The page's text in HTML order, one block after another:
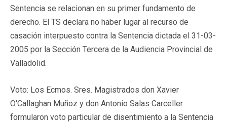
Sentencia se relacionan en su primer fundamento de
derecho. El TS declara no haber lugar al recurso de
casación interpuesto contra la Sentencia dictada el 31-03-
2005 por la Sección Tercera de la Audiencia Provincial de
Valladolid.
Voto: Los Ecmos. Sres. Magistrados don Xavier
O'Callaghan Muñoz y don Antonio Salas Carceller
formularon voto particular de disentimiento a la Sentencia